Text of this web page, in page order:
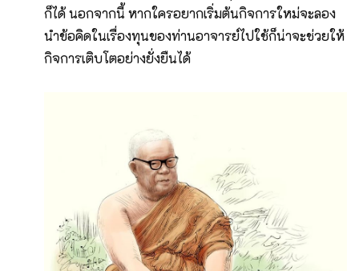
ก็ได้ นอกจากนี้ หากใครอยากเริ่มต้นกิจการใหม่จะลอง
นำข้อคิดในเรื่องทุนของท่านอาจารย์ไปใช้ก็น่าจะช่วยให้
กิจการเติบโตอย่างยั่งยืนได้